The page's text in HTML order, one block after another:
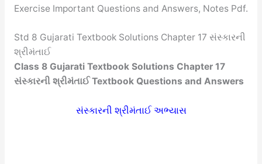
Exercise Important Questions and Answers, Notes Pdf.
Std 8 Gujarati Textbook Solutions Chapter 17 સંસ્કારની
શ્રીમંતાઈ
Class 8 Gujarati Textbook Solutions Chapter 17
સંસ્કારની શ્રીમંતાઈ Textbook Questions and Answers
સંસ્કારની શ્રીમંતાઈ અભ્યાસ